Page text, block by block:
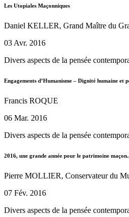
Les Utopiales Maçonniques
Daniel KELLER, Grand Maître du
03 Avr. 2016
Divers aspects de la pensée
Engagements d’Humanisme – Dignité humaine et
Francis ROQUE
06 Mar. 2016
Divers aspects de la pensée
2016, une grande année pour le patrimoine
Pierre MOLLIER, Conservateur du
07 Fév. 2016
Divers aspects de la pensée